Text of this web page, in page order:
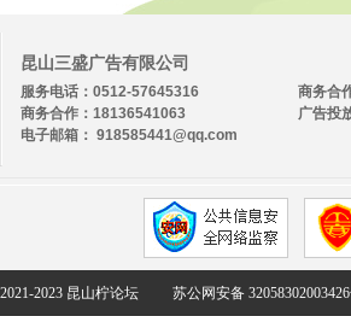
昆山三盛广告有限公司
服务电话：0512-57645316
商务合作：18136541063
电子邮箱： 918585441@qq.com
商务合
广告投
2021-2023 昆山柠论坛 苏公网安备